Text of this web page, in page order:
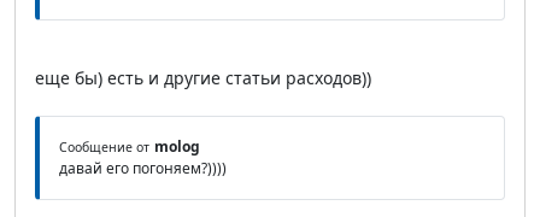
еще бы) есть и другие статьи расходов))
Сообщение от molog
давай его погоняем?))))